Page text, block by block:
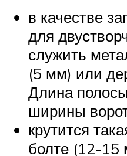
в качестве
для
служить
(5 мм) или
Длина
ширины
крутится
болте (12-15